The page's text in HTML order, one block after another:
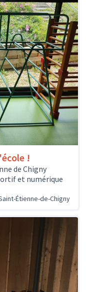
!
de Chigny
et numérique
Étienne-de-Chigny